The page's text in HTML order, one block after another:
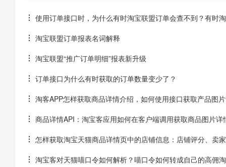
使用订单接口时，为什么有时淘宝联盟订单会查不到？有时
淘宝联盟订单报表名词解释
淘宝联盟“推广订单明细”报表新升级
订单接口为什么有时获取的订单数量变少了？
淘客APP怎样获取商品详情介绍，如何使用接口获取产品图
商品详情API：淘宝客应用如何在客户端调用获取商品图片详
怎样获取淘宝天猫商品详情页中的店铺信息：店铺评分、卖
淘宝客对天猫喵口令如何解析？喵口令如何转成自己的高佣